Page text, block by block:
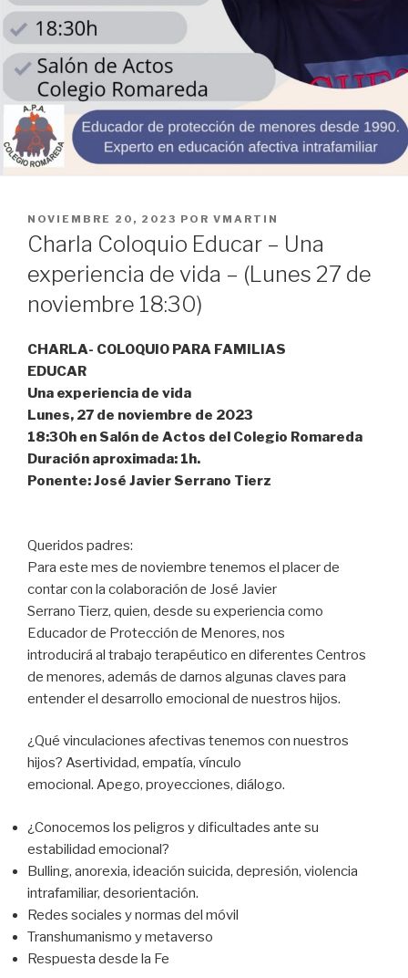
PUBLICADO
EL
NOVIEMBRE 20, 2023 POR VMARTIN
Charla Coloquio Educar – Una
experiencia de vida – (Lunes 27 de
noviembre 18:30)
CHARLA- COLOQUIO PARA FAMILIAS
EDUCAR
Una experiencia de vida
Lunes, 27 de noviembre de 2023
18:30h en Salón de Actos del Colegio Romareda
Duración aproximada: 1h.
Ponente: José Javier Serrano Tierz
Queridos padres:
Para este mes de noviembre tenemos el placer de
contar con la colaboración de José Javier
Serrano Tierz, quien, desde su experiencia como
Educador de Protección de Menores, nos
introducirá al trabajo terapéutico en diferentes Centros
de menores, además de darnos algunas claves para
entender el desarrollo emocional de nuestros hijos.
¿Qué vinculaciones afectivas tenemos con nuestros
hijos? Asertividad, empatía, vínculo
emocional. Apego, proyecciones, diálogo.
¿Conocemos los peligros y dificultades ante su
estabilidad emocional?
Bulling, anorexia, ideación suicida, depresión, violencia
intrafamiliar, desorientación.
Redes sociales y normas del móvil
Transhumanismo y metaverso
Respuesta desde la Fe